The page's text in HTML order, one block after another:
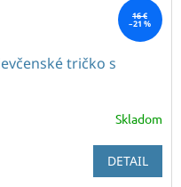
16 €
–21 %
tričko s
Skladom
DETAIL